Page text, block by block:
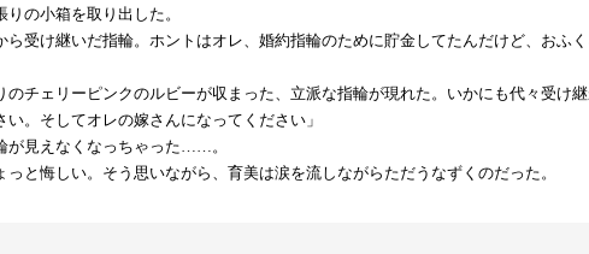
の小箱を取り出した。
ら受け継いだ指輪。ホントはオレ、婚約指輪のために貯金してたんだけど、お
チェリーピンクのルビーが収まった、立派な指輪が現れた。いかにも代々受け
い。そしてオレの嫁さんになってください」
見えなくなっちゃった……。
と悔しい。そう思いながら、育美は涙を流しながらただうなずくのだった。